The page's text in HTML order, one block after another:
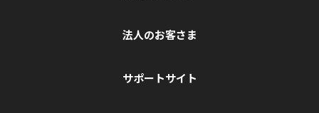
法人のお客さま
サポートサイト